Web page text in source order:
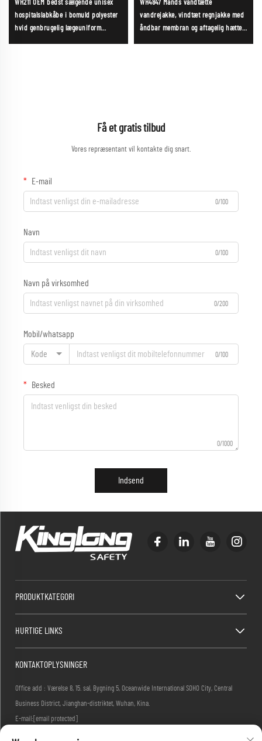
WH211 OEM bedst sælgende unisex
hospitalslabkåbe i bomuld polyester
hvid genbrugelig lægeuniform
WH4847 Mands vandtætte
vandrejakke, vindtæt regnjakke med
åndbar membran og aftagelig hætte
Få et gratis tilbud
Vores repræsentant vil kontakte dig snart.
E-mail
0/100
Navn
0/100
Navn på virksomhed
0/200
Mobil/whatsapp
Kode 0/100
Besked
0/1000
Indsend
PRODUKTKATEGORI
HURTIGE LINKS
KONTAKTOPLYSNINGER
Office add : Værelse 8, 15. sal, Bygning 5, Oceanwide International SOHO City, Central
Business District, Jianghan-distriktet, Wuhan, Kina.
E-mail: [email protected]